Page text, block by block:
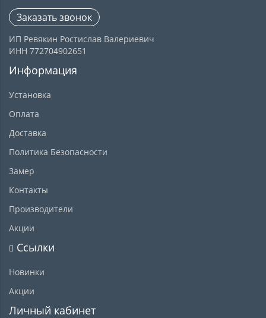
Заказать звонок
ИП Ревякин Ростислав Валериевич
ИНН 772704902651
Информация
Установка
Оплата
Доставка
Политика Безопасности
Замер
Контакты
Производители
Акции
Ссылки
Новинки
Акции
Личный кабинет